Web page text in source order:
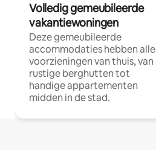
Volledig gemeubileerde
vakantiewoningen
Deze gemeubileerde
accommodaties hebben alle
voorzieningen van thuis, van
rustige berghutten tot
handige appartementen
midden in de stad.